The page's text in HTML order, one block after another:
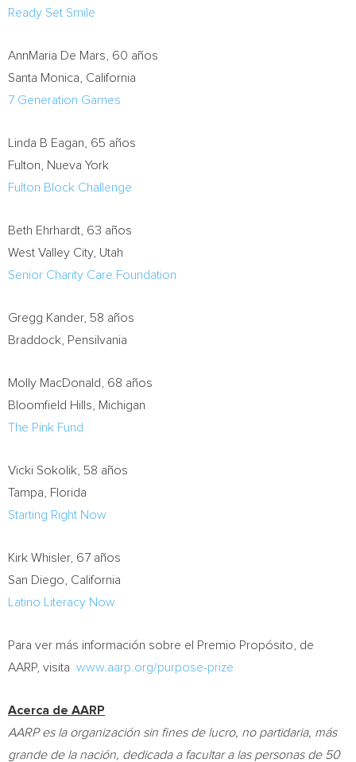
Ready Set Smile
AnnMaria De Mars , 60 años
Santa Monica, California
7 Generation Games
Linda B Eagan, 65 años
Fulton
Nueva York
Fulton Block Challenge
Beth Ehrhardt , 63 años
West Valley City, Utah
Senior Charity Care Foundation
Gregg Kander, 58 años
Braddock, Pensilvania
Molly MacDonald
, 68 años
Bloomfield Hills, Michigan
The Pink Fund
Vicki Sokolik , 58 años
Tampa, Florida
Starting Right Now
Kirk Whisler, 67 años
San Diego, California
Latino Literacy Now
Para ver más información sobre el Premio Propósito, de
AARP, visita www.aarp.org/purpose-prize
Acerca de AARP
AARP es la organización sin fines de lucro, no partidaria, más
grande de la nación, dedicada a facultar a las personas de 50